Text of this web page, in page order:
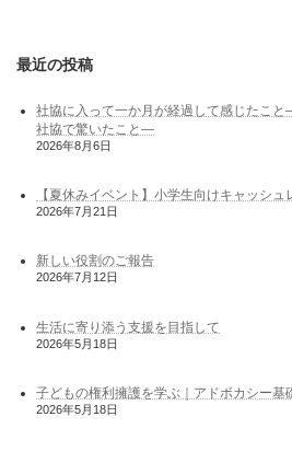
最近の投稿
社協に入って一か月が経過して感じたこ
社協で驚いたこと―
2026年8月6日
【夏休みイベント】小学生向けキャッシ
2026年7月21日
新しい役割のご報告
2026年7月12日
生活に寄り添う支援を目指して
2026年5月18日
子どもの権利擁護を学ぶ｜アドボカシー基
2026年5月18日